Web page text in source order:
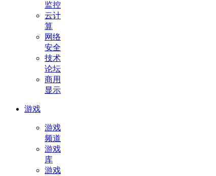
监控
云计
算
网络
安全
技术
论坛
商用
显示
游戏
游戏
频道
游戏
库
游戏